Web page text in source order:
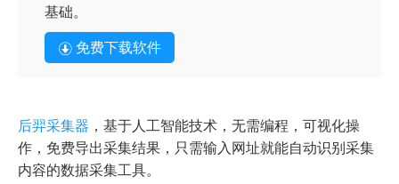
基础。
免费下载软件
后羿采集器 ，基于人工智能技术，无需编程，可视化操
作，免费导出采集结果，只需输入网址就能自动识别采集
内容的数据采集工具。